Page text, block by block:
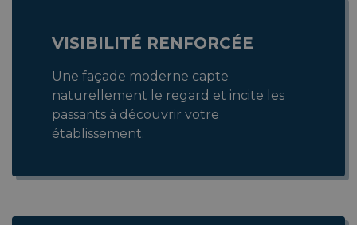
VISIBILITÉ RENFORCÉE
Une façade moderne capte
naturellement le regard et incite les
passants à découvrir votre
établissement.